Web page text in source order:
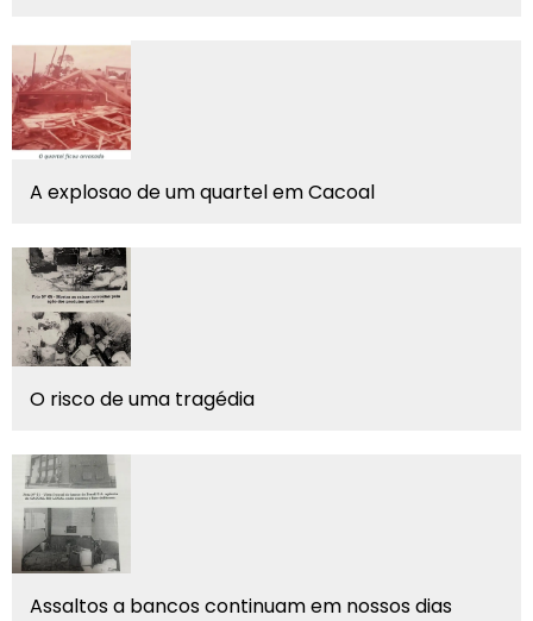
A explosao de um quartel em Cacoal
O risco de uma tragédia
Assaltos a bancos continuam em nossos dias